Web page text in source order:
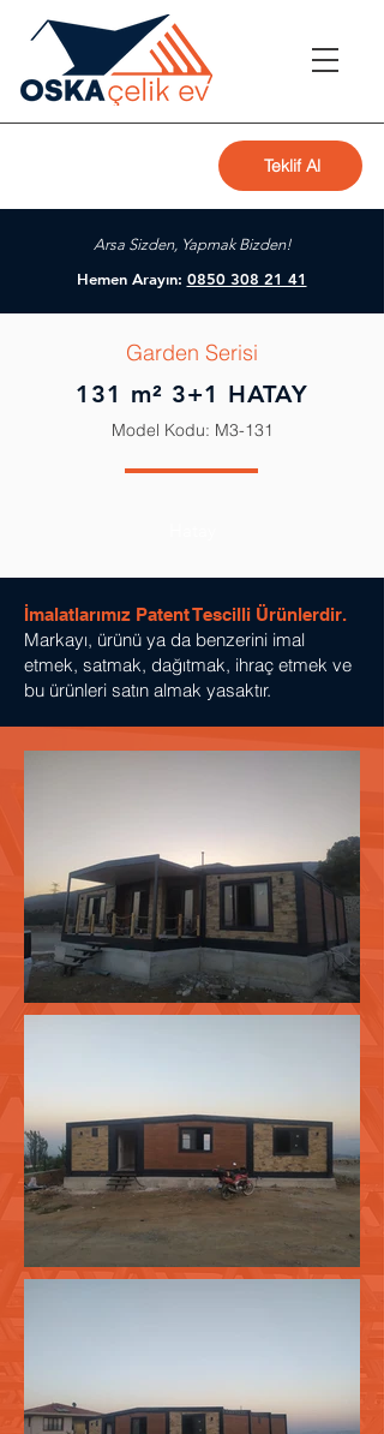
Teklif Al
Arsa Sizden, Yapmak Bizden!
Hemen Arayın: 0850 308 21 41
Garden Serisi
131 m² 3+1 HATAY
Model Kodu: M3-131
İmalatlarımız Patent Tescilli Ürünlerdir.
Markayı, ürünü ya da benzerini imal
etmek, satmak, dağıtmak, ihraç etmek ve
bu ürünleri satın almak yasaktır.